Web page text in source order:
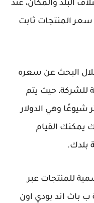
البلد والمكان، عند
المنتجات ثابت
البحث عن سعره
للشركة، حيث يتم
شيوعًا وهي الدولار
يمكنك القيام
بلدك.
للمنتجات عبر
ب باث اند بودي اون